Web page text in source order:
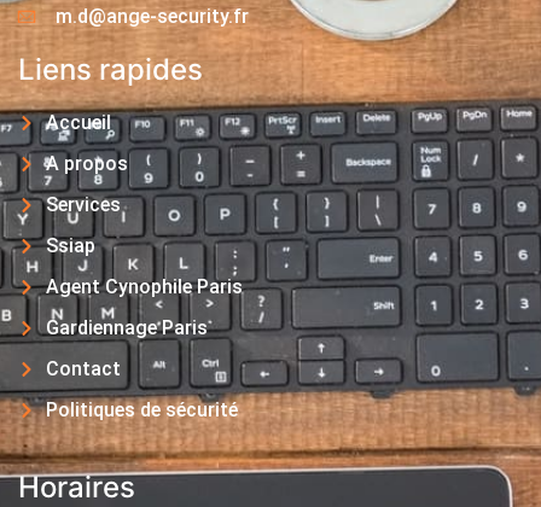
m.d@ange-security.fr
Liens rapides
Accueil
A propos
Services
Ssiap
Agent Cynophile Paris
Gardiennage Paris
Contact
Politiques de sécurité
Horaires